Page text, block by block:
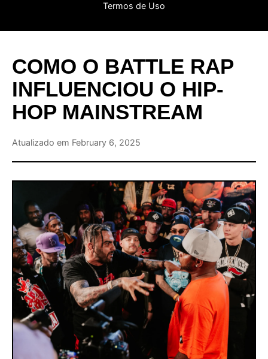
Termos de Uso
COMO O BATTLE RAP
INFLUENCIOU O HIP-
HOP MAINSTREAM
Atualizado em February 6, 2025